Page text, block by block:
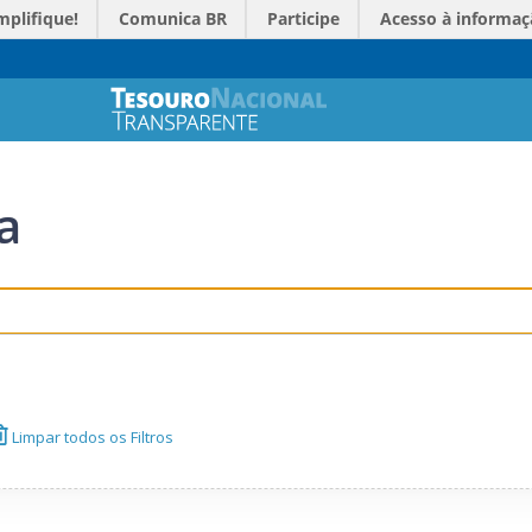
Comunica BR Participe Acesso à
Limpar todos os Filtros